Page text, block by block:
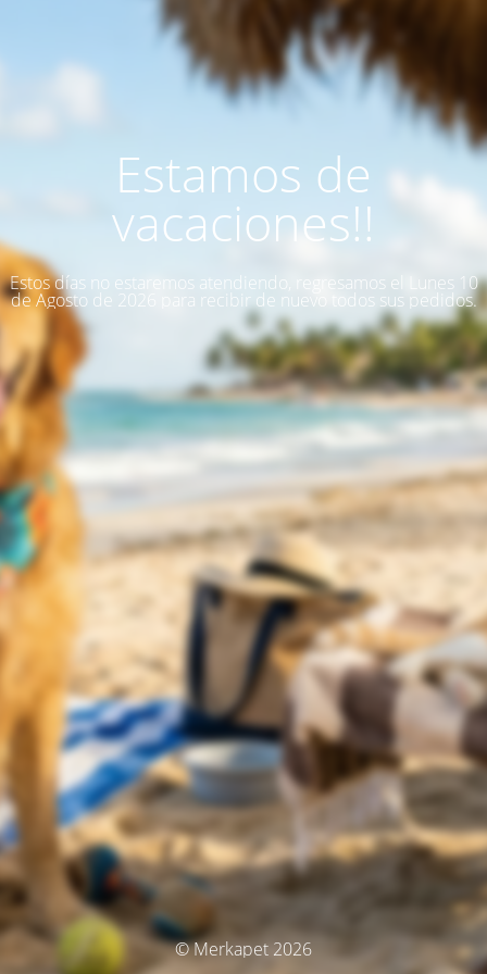
Estamos de
vacaciones!!
Estos días no estaremos atendiendo, regresamos el Lunes 10
de Agosto de 2026 para recibir de nuevo todos sus pedidos.
© Merkapet 2026